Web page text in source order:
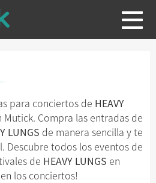
para conciertos de HEAVY
Mutick. Compra las entradas de
LUNGS de manera sencilla y te
Descubre todos los eventos de
de HEAVY LUNGS en
los conciertos!